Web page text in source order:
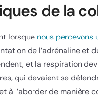
de la
lorsque nous percevons
de l’adrénaline et
et la respiration
qui devaient se
à l’aborder de manière